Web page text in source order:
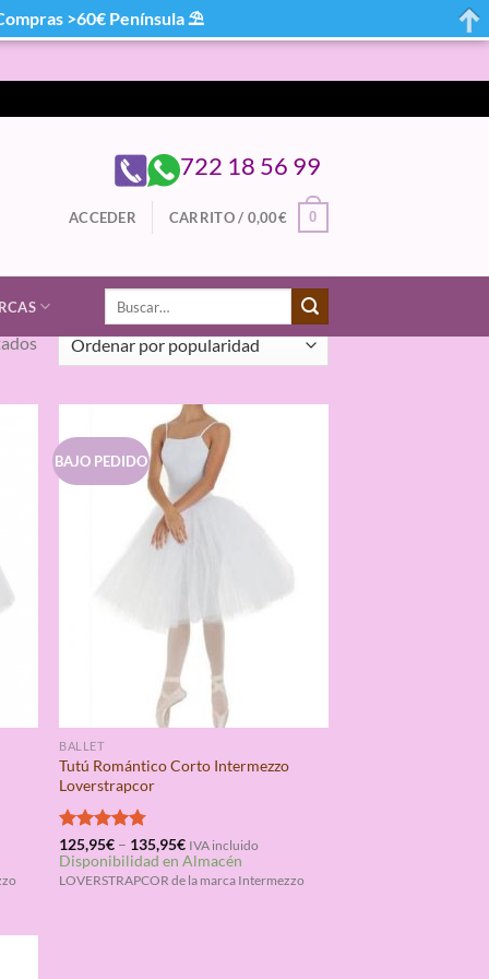
722 18 56 99
ACCEDER CARRITO / 0,00€ 0
Buscar
Ordenado
por
BAJO PEDIDO
BALLET
Tutú Romántico Corto Intermezzo
Loverstrapcor
Valorado
con4.75
de 5
125,95€ – 135,95€ IVA incluido
Disponibilidad en Almacén
LOVERSTRAPCOR de la marca Intermezzo
>60€ Península ⛱